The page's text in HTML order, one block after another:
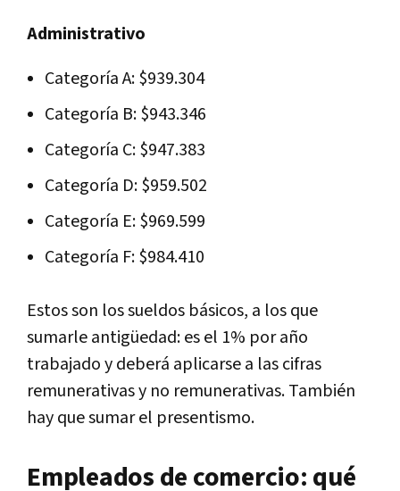
Administrativo
Categoría A: $939.304
Categoría B: $943.346
Categoría C: $947.383
Categoría D: $959.502
Categoría E: $969.599
Categoría F: $984.410
Estos son los sueldos básicos, a los que
sumarle antigüedad: es el 1% por año
trabajado y deberá aplicarse a las cifras
remunerativas y no remunerativas. También
hay que sumar el presentismo.
Empleados de comercio: qué